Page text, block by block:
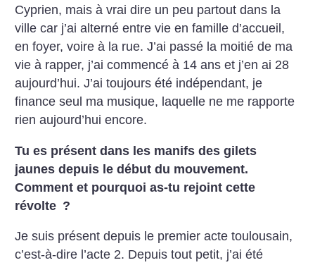
Cyprien, mais à vrai dire un peu partout dans la
ville car j’ai alterné entre vie en famille d’accueil,
en foyer, voire à la rue. J’ai passé la moitié de ma
vie à rapper, j’ai commencé à 14 ans et j’en ai 28
aujourd’hui. J’ai toujours été indépendant, je
finance seul ma musique, laquelle ne me rapporte
rien aujourd’hui encore.
Tu es présent dans les manifs des gilets
jaunes depuis le début du mouvement.
Comment et pourquoi as-tu rejoint cette
révolte ?
Je suis présent depuis le premier acte toulousain,
c’est-à-dire l’acte 2. Depuis tout petit, j’ai été